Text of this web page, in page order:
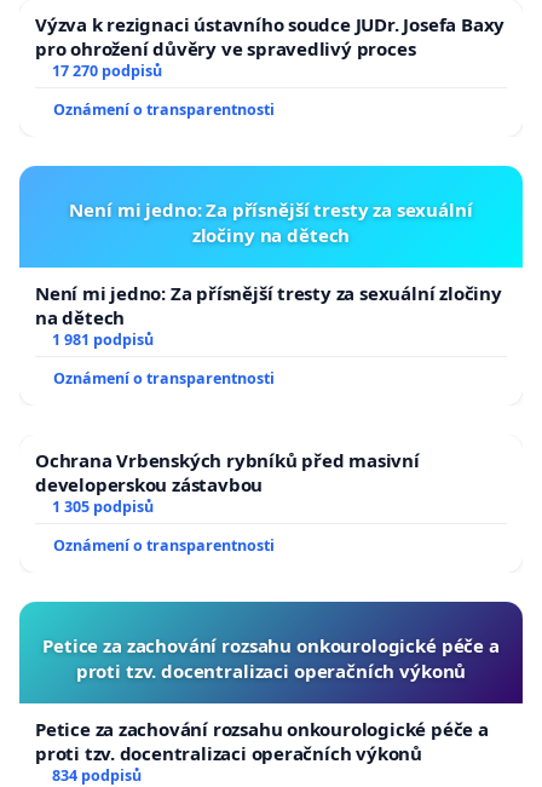
Výzva k rezignaci ústavního soudce JUDr. Josefa Baxy
pro ohrožení důvěry ve spravedlivý proces
17 270 podpisů
Oznámení o transparentnosti
Není mi jedno: Za přísnější tresty za sexuální
zločiny na dětech
Není mi jedno: Za přísnější tresty za sexuální zločiny
na dětech
1 981 podpisů
Oznámení o transparentnosti
Ochrana Vrbenských rybníků před masivní
developerskou zástavbou
1 305 podpisů
Oznámení o transparentnosti
Petice za zachování rozsahu onkourologické péče a
proti tzv. docentralizaci operačních výkonů
Petice za zachování rozsahu onkourologické péče a
proti tzv. docentralizaci operačních výkonů
834 podpisů